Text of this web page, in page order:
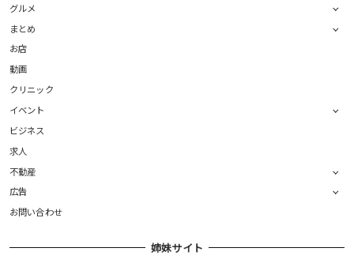
グルメ
まとめ
お店
動画
クリニック
イベント
ビジネス
求人
不動産
広告
お問い合わせ
姉妹サイト